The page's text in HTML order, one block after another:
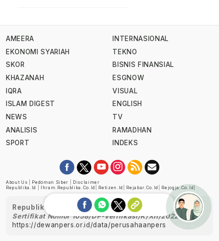
AMEERA
EKONOMI SYARIAH
SKOR
KHAZANAH
IQRA
ISLAM DIGEST
NEWS
ANALISIS
SPORT
INTERNASIONAL
TEKNO
BISNIS FINANSIAL
ESGNOW
VISUAL
ENGLISH
TV
RAMADHAN
INDEKS
About Us Pedoman Siber
Disclaimer
Republika.id
Ihram.republika.co.id Retizen.id Rejabar.co.id Rejogja.co.id
Republika telah diverifikasi oleh Dewan Pers
Sertifikat Nomor 1058/DP-Verifikasi/K/XII/2022
https://dewanpers.or.id/data/perusahaanpers
Ask me!